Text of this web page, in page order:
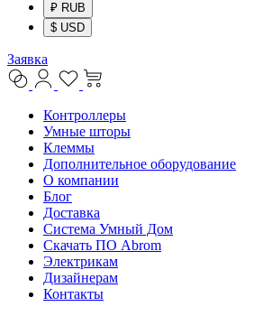
₽ RUB
$ USD
Заявка
Контроллеры
Умные шторы
Клеммы
Дополнительное оборудование
О компании
Блог
Доставка
Система Умный Дом
Скачать ПО Abrom
Электрикам
Дизайнерам
Контакты